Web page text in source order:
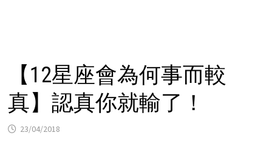
【12星座會為何事而較
真】認真你就輸了！
23/04/2018